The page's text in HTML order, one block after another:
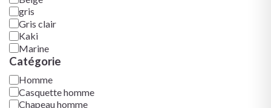
gris
Gris clair
Kaki
Marine
Catégorie
Homme
Casquette homme
Chapeau homme